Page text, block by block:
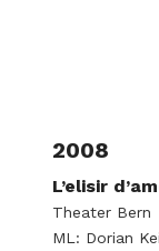
2008
L’elisir
Theater Bern
ML: Dorian